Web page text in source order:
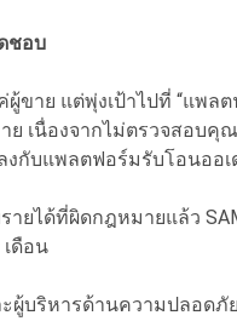
ชอบ
ขาย แต่พุ่งเป้าไปที่ “แพ
เนื่องจากไม่ตรวจสอบคุ
งกับแพลตฟอร์มรับโอนออ
ยได้ที่ผิดกฎหมายแล้ว
ดือน
บริหารด้านความปลอดภั